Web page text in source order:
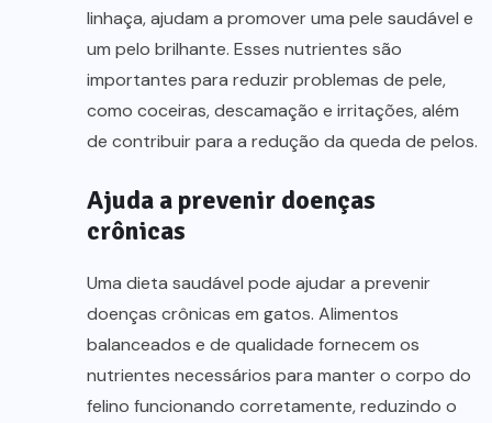
linhaça, ajudam a promover uma pele saudável e
um pelo brilhante. Esses nutrientes são
importantes para reduzir problemas de pele,
como coceiras, descamação e irritações, além
de contribuir para a redução da queda de pelos.
Ajuda a prevenir doenças
crônicas
Uma dieta saudável pode ajudar a prevenir
doenças crônicas em gatos. Alimentos
balanceados e de qualidade fornecem os
nutrientes necessários para manter o corpo do
felino funcionando corretamente, reduzindo o